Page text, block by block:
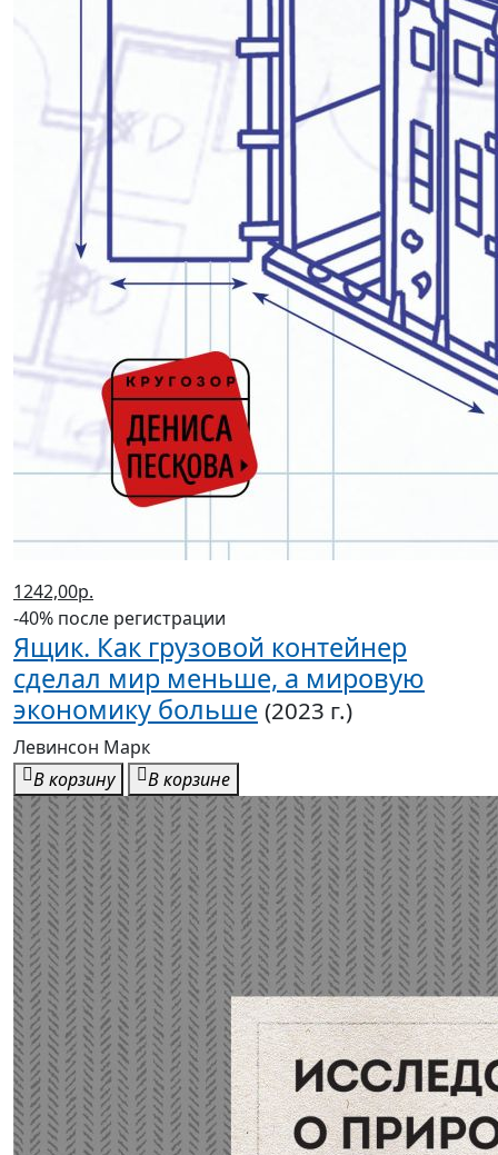
1242,00р.
-40% после регистрации
Ящик. Как грузовой контейнер
сделал мир меньше, а мировую
экономику больше (2023 г.)
Левинсон Марк
В корзину
В корзине